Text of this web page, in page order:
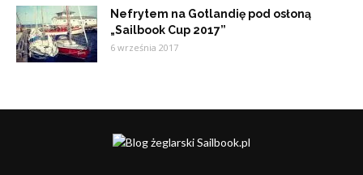
Nefrytem na Gotlandię pod osłoną
„Sailbook Cup 2017”
6 września 2017